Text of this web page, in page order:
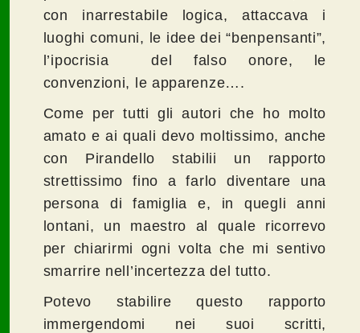
con inarrestabile logica, attaccava i
luoghi comuni, le idee dei “benpensanti”,
l’ipocrisia del falso onore, le
convenzioni, le apparenze….
Come per tutti gli autori che ho molto
amato e ai quali devo moltissimo, anche
con Pirandello stabilii un rapporto
strettissimo fino a farlo diventare una
persona di famiglia e, in quegli anni
lontani, un maestro al quale ricorrevo
per chiarirmi ogni volta che mi sentivo
smarrire nell’incertezza del tutto.
Potevo stabilire questo rapporto
immergendomi nei suoi scritti,